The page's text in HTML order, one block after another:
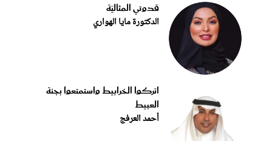
قدوتي المثاليّة
الدكتورة مايا الهواري
اتركوا الخرابيط واستمتعوا بجنة
العبيط
أحمد العرفج